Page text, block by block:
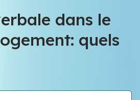
dans le
quels